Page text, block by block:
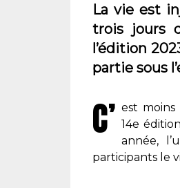
La vie est
trois jours
l’édition
partie sous
C’ est
14e
année,
participants le